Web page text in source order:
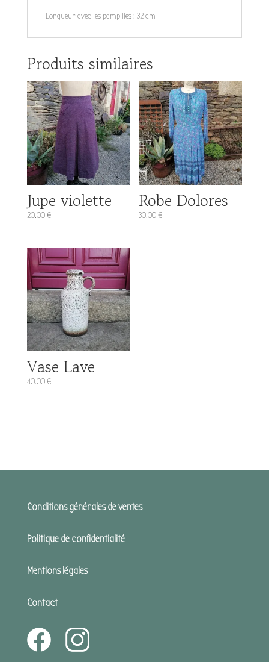
Longueur avec les pampilles : 32 cm
Produits similaires
Jupe violette
20.00€
Robe Dolores
30.00€
Vase Lave
40.00€
Conditions générales de ventes
Politique de confidentialité
Mentions légales
Contact